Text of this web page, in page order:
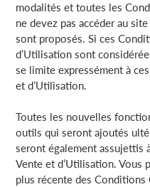
modalités et toutes les
ne devez pas accéder au
sont proposés. Si ces
d’Utilisation sont
se limite expressément à
et d’Utilisation.
Toutes les nouvelles
outils qui seront ajoutés
seront également assujettis
Vente et d’Utilisation. Vous
plus récente des Conditions